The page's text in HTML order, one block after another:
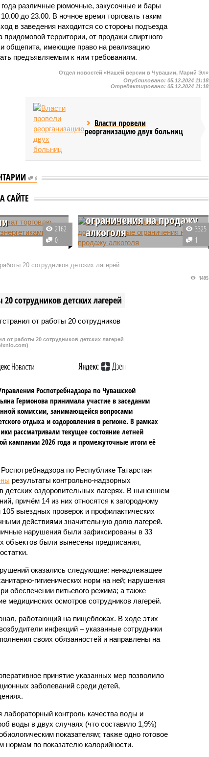
различные рюмочные, закусочные и бары
до 23.00. В ночное время торговать таким
в заведения находится со стороны подъезда
территории, от продажи спиртного
общепита, имеющие право на реализацию
предъявляемым к ним требованиям.
Отдел новостей «Нашей версии в Чувашии, Марий Эл»
Опубликовано:05.12.2024 11:18
Отредактировано:05.12.2024 11:18
Власти провели
реорганизацию двух больниц
0
САЙТЕ
2162
0
В Чувашии предлагают
ограничения на продажу
алкоголя
В Чувашии вновь хотят
алкогольных напитков. В
22 часов до 9 часов утра
3325
1
20 сотрудников детских лагерей
сотрудников детских лагерей
1495
от работы 20 сотрудников детских лагерей
Роспотребнадзора по Чувашской
Гермонова принимала участие в заседании
комиссии, занимающейся вопросами
отдыха и оздоровления в регионе. В рамках
рассматривали текущее состояние летней
кампании 2026 года и промежуточные итоги её
по Республике Татарстан
результаты контрольно-надзорных
детских оздоровительных лагерях. В нынешнем
причём 14 из них относятся к загородному
выездных проверок и профилактических
действиями значительную долю лагерей.
нарушения были зафиксированы в 33
объектов были вынесены предписания,
оказались следующие: ненадлежащее
гигиенических норм на ней; нарушения
обеспечении питьевого режима; а также
медицинских осмотров сотрудников лагерей.
работающий на пищеблоках. В ходе этих
инфекций – указанные сотрудники
своих обязанностей и направлены на
принятие указанных мер позволило
заболеваний среди детей,
контроль качества воды и
воды в двух случаях (что составило 1,9%)
показателям; также одно готовое
нормам по показателю калорийности.